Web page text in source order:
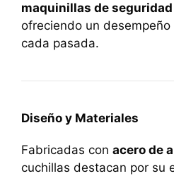
maquinillas de
ofreciendo un
cada pasada.
Diseño y Materiales
Fabricadas con acero de
cuchillas destacan por su